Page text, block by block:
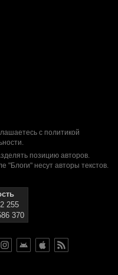
с политикой
.
позицию авторов.
"Блоги" несут авторы текстов.
255
370